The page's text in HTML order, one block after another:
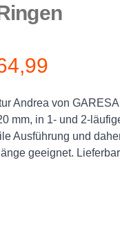
Andrea von
mm, in 1- und 2-
Ausführung und
geeignet.